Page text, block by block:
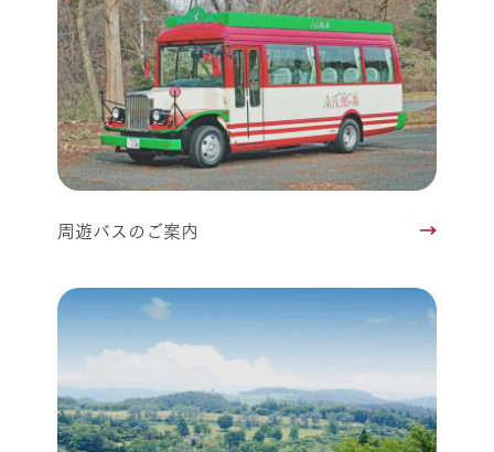
周遊バスのご案内